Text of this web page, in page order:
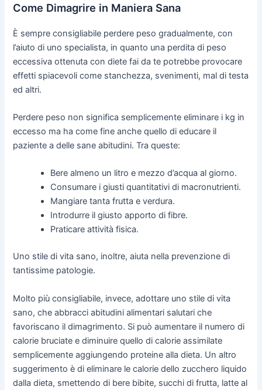
Come Dimagrire in Maniera Sana
È sempre consigliabile perdere peso gradualmente, con
l’aiuto di uno specialista, in quanto una perdita di peso
eccessiva ottenuta con diete fai da te potrebbe provocare
effetti spiacevoli come stanchezza, svenimenti, mal di testa
ed altri.
Perdere peso non significa semplicemente eliminare i kg in
eccesso ma ha come fine anche quello di educare il
paziente a delle sane abitudini. Tra queste:
Bere almeno un litro e mezzo d’acqua al giorno.
Consumare i giusti quantitativi di macronutrienti.
Mangiare tanta frutta e verdura.
Introdurre il giusto apporto di fibre.
Praticare attività fisica.
Uno stile di vita sano, inoltre, aiuta nella prevenzione di
tantissime patologie.
Molto più consigliabile, invece, adottare uno stile di vita
sano, che abbracci abitudini alimentari salutari che
favoriscano il dimagrimento. Si può aumentare il numero di
calorie bruciate e diminuire quello di calorie assimilate
semplicemente aggiungendo proteine alla dieta. Un altro
suggerimento è di eliminare le calorie dello zucchero liquido
dalla dieta, smettendo di bere bibite, succhi di frutta, latte al